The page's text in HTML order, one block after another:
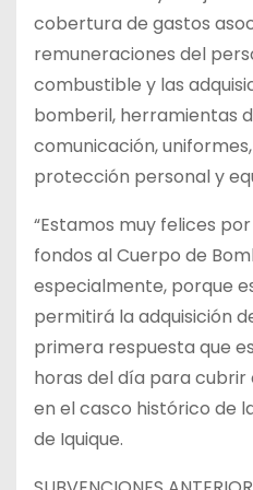
cobertura de gastos
remuneraciones del
combustible y las
bomberil, herramientas
comunicación,
protección personal y
“Estamos muy felices
fondos al Cuerpo de
especialmente, porque
permitirá la adquisición
primera respuesta que
horas del día para
en el casco histórico de
de Iquique.